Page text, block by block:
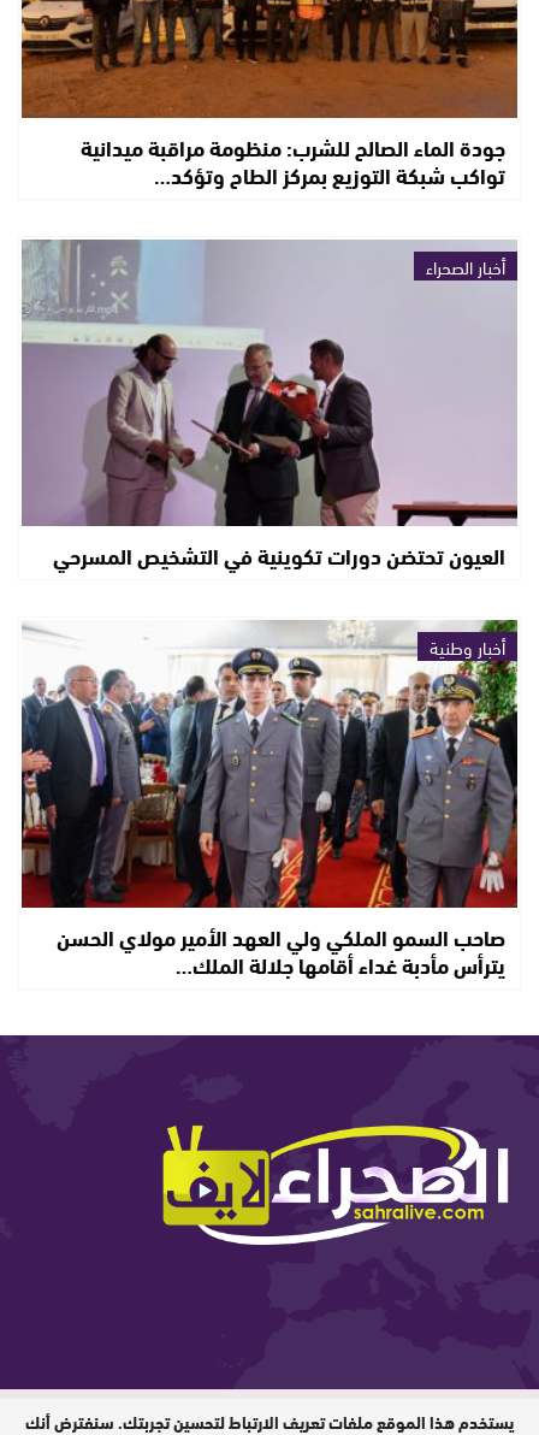
جودة الماء الصالح للشرب: منظومة مراقبة ميدانية
تواكب شبكة التوزيع بمركز الطاح وتؤكد…
أخبار الصحراء
العيون تحتضن دورات تكوينية في التشخيص المسرحي
أخبار وطنية
صاحب السمو الملكي ولي العهد الأمير مولاي الحسن
يترأس مأدبة غداء أقامها جلالة الملك…
المدير المسؤول : ابيبك المحفوظ / جميع
يستخدم هذا الموقع ملفات تعريف الارتباط لتحسين تجربتك. سنفترض أنك